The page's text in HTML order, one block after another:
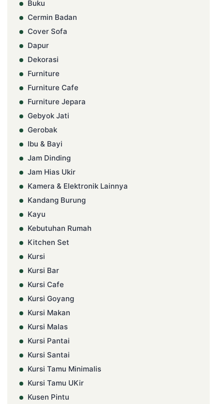
Buku
Cermin Badan
Cover Sofa
Dapur
Dekorasi
Furniture
Furniture Cafe
Furniture Jepara
Gebyok Jati
Gerobak
Ibu & Bayi
Jam Dinding
Jam Hias Ukir
Kamera & Elektronik Lainnya
Kandang Burung
Kayu
Kebutuhan Rumah
Kitchen Set
Kursi
Kursi Bar
Kursi Cafe
Kursi Goyang
Kursi Makan
Kursi Malas
Kursi Pantai
Kursi Santai
Kursi Tamu Minimalis
Kursi Tamu UKir
Kusen Pintu